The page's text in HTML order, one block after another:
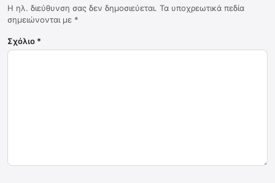
Η ηλ. διεύθυνση σας δεν δημοσιεύεται. Τα υποχρεωτικά πεδία
σημειώνονται με *
Σχόλιο *